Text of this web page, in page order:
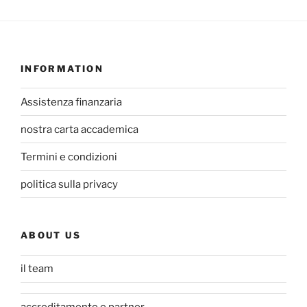
INFORMATION
Assistenza finanzaria
nostra carta accademica
Termini e condizioni
politica sulla privacy
ABOUT US
il team